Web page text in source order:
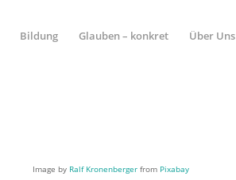
Bildung Glauben – konkret Über Uns
Image by Ralf Kronenbergerfrom Pixabay